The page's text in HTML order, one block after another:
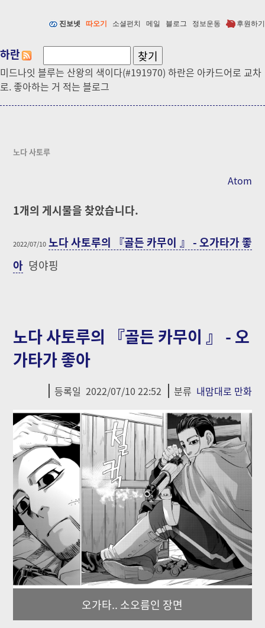
진보넷 따오기 소셜펀치 메일 블로그 정보운동 후원하기
하란
미드나잇 블루는 산왕의 색이다(#191970) 하란은 아카드어로 교차
로. 좋아하는 거 적는 블로그
노다 사토루
Atom
1개의 게시물을 찾았습니다.
2022/07/10 노다 사토루의 『골든 카무이 』 - 오가타가 좋
아 뎡야핑
노다 사토루의 『골든 카무이 』 - 오
가타가 좋아
등록일 2022/07/10 22:52 분류 내맘대로 만화
오가타.. 소오름인 장면